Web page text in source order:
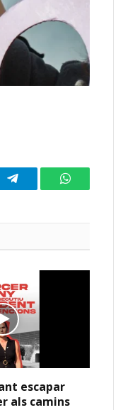
Telegram WhatsApp
escapar
als camins